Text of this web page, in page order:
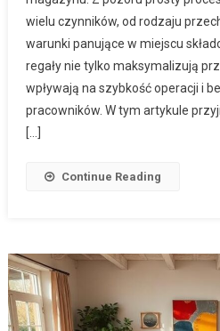
wielu czynników, od rodzaju
warunki panujące w miejscu
regały nie tylko maksymalizują
wpływają na szybkość operacji i
pracowników. W tym artykule
[…]
Continue Reading